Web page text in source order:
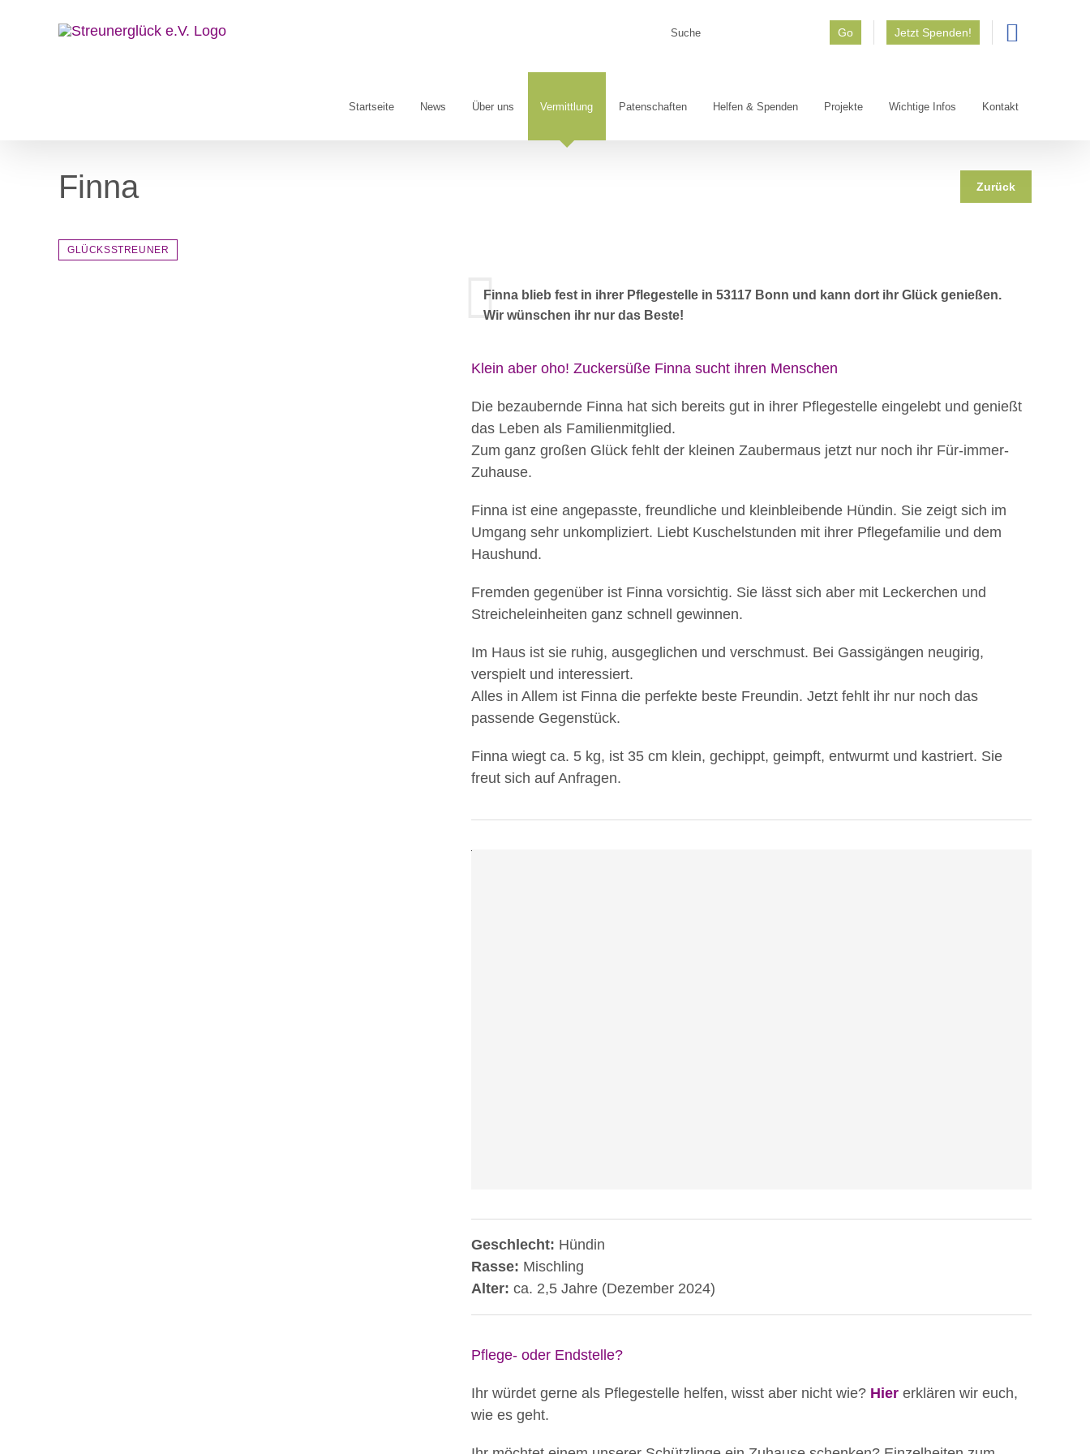
Go Jetzt Spenden!
Startseite News Über uns Vermittlung Patenschaften Helfen & Spenden Projekte Wichtige Infos Kontakt
Finna Zurück
GLÜCKSSTREUNER
Finna blieb fest in ihrer Pflegestelle in ⁠⁠53117 Bonn und kann dort ihr Glück genießen.
Wir wünschen ihr nur das Beste!
Klein aber oho! Zuckersüße Finna sucht ihren Menschen
Die bezaubernde Finna hat sich bereits gut in ihrer Pflegestelle eingelebt und genießt
das Leben als Familienmitglied.
Zum ganz großen Glück fehlt der kleinen Zaubermaus jetzt nur noch ihr Für-immer-
Zuhause.
Finna ist eine angepasste, freundliche und kleinbleibende Hündin. Sie zeigt sich im
Umgang sehr unkompliziert. Liebt Kuschelstunden mit ihrer Pflegefamilie und dem
Haushund.
Fremden gegenüber ist Finna vorsichtig. Sie lässt sich aber mit Leckerchen und
Streicheleinheiten ganz schnell gewinnen.
Im Haus ist sie ruhig, ausgeglichen und verschmust. Bei Gassigängen neugirig,
verspielt und interessiert.
Alles in Allem ist Finna die perfekte beste Freundin. Jetzt fehlt ihr nur noch das
passende Gegenstück.
Finna wiegt ca. 5 kg, ist 35 cm klein, gechippt, geimpft, entwurmt und kastriert. Sie
freut sich auf Anfragen.
Mit
dem
Laden
des
Videos
Sie
die
von
Geschlecht: Hündin
Rasse: Mischling
Alter: ca. 2,5 Jahre (Dezember 2024)
Pflege- oder Endstelle?
Ihr würdet gerne als Pflegestelle helfen, wisst aber nicht wie? Hiererklären wir euch,
wie es geht.